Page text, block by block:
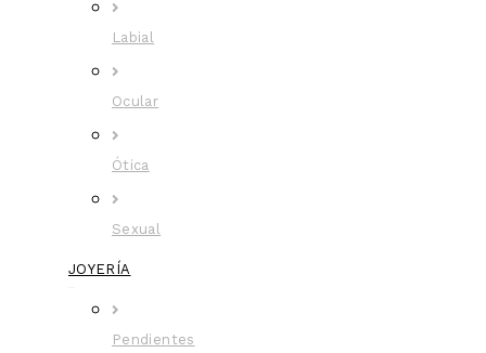
Labial
Ocular
Ótica
Sexual
JOYERÍA
Pendientes